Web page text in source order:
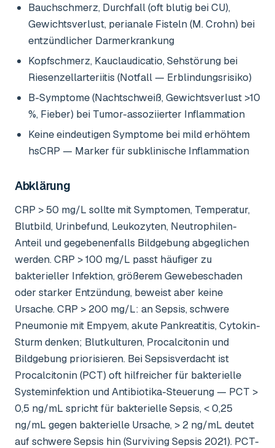
Bauchschmerz, Durchfall (oft blutig bei CU),
Gewichtsverlust, perianale Fisteln (M. Crohn) bei
entzündlicher Darmerkrankung
Kopfschmerz, Kauclaudicatio, Sehstörung bei
Riesenzellarteriitis (Notfall — Erblindungsrisiko)
B-Symptome (Nachtschweiß, Gewichtsverlust >10
%, Fieber) bei Tumor-assoziierter Inflammation
Keine eindeutigen Symptome bei mild erhöhtem
hsCRP — Marker für subklinische Inflammation
Abklärung
CRP > 50 mg/L sollte mit Symptomen, Temperatur,
Blutbild, Urinbefund, Leukozyten, Neutrophilen-
Anteil und gegebenenfalls Bildgebung abgeglichen
werden. CRP > 100 mg/L passt häufiger zu
bakterieller Infektion, größerem Gewebeschaden
oder starker Entzündung, beweist aber keine
Ursache. CRP > 200 mg/L: an Sepsis, schwere
Pneumonie mit Empyem, akute Pankreatitis, Cytokin-
Sturm denken; Blutkulturen, Procalcitonin und
Bildgebung priorisieren. Bei Sepsisverdacht ist
Procalcitonin (PCT) oft hilfreicher für bakterielle
Systeminfektion und Antibiotika-Steuerung — PCT >
0,5 ng/mL spricht für bakterielle Sepsis, < 0,25
ng/mL gegen bakterielle Ursache, > 2 ng/mL deutet
auf schwere Sepsis hin (Surviving Sepsis 2021). PCT-